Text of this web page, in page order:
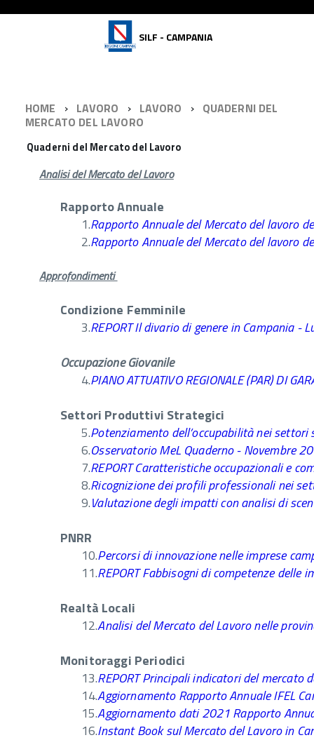
SILF - CAMPANIA
HOME LAVORO LAVORO
QUADERNI DEL
MERCATO DEL LAVORO
Quaderni del Mercato del Lavoro
Analisi del Mercato del Lavoro
Rapporto Annuale
1.Rapporto Annuale del Mercato del lavoro
2.Rapporto Annuale del Mercato del lavoro
Approfondimenti
Condizione Femminile
3.REPORT Il divario di genere in Campania -
Occupazione Giovanile
4.PIANO ATTUATIVO REGIONALE (PAR) DI
Settori Produttivi Strategici
5.Potenziamento dell’occupabilità nei
6.Osservatorio MeL Quaderno - Novembre
7.REPORT Caratteristiche occupazionali e
8.Ricognizione dei profili professionali nei
9.Valutazione degli impatti con analisi di
PNRR
10.Percorsi di innovazione nelle imprese
11.REPORT Fabbisogni di competenze
Realtà Locali
12.Analisi del Mercato del Lavoro nelle
Monitoraggi Periodici
13.REPORT Principali indicatori del
14.Aggiornamento Rapporto Annuale IFEL
15.Aggiornamento dati 2021 Rapporto
16.Instant Book sul Mercato del Lavoro in